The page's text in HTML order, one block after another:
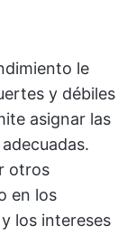
le
y débiles
asignar las
otros
en los
los intereses